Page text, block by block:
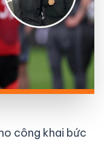
công khai bức